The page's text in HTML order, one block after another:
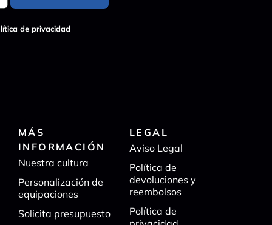
de privacidad
MÁS
INFORMACIÓN
Nuestra cultura
Personalización de
equipaciones
Solicita presupuesto
LEGAL
Aviso Legal
Política de
devoluciones y
reembolsos
Política de